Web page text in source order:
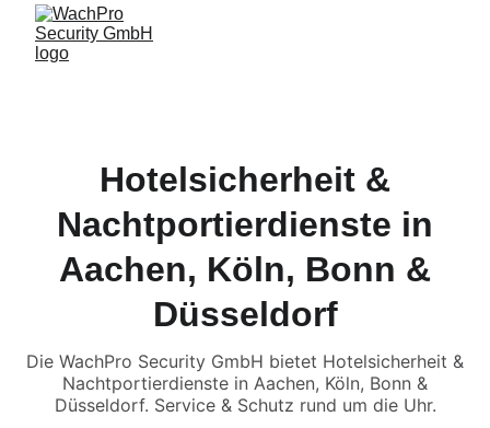
Hotelsicherheit &
Nachtportierdienste in
Aachen, Köln, Bonn &
Düsseldorf
Die WachPro Security GmbH bietet Hotelsicherheit &
Nachtportierdienste in Aachen, Köln, Bonn &
Düsseldorf. Service & Schutz rund um die Uhr.